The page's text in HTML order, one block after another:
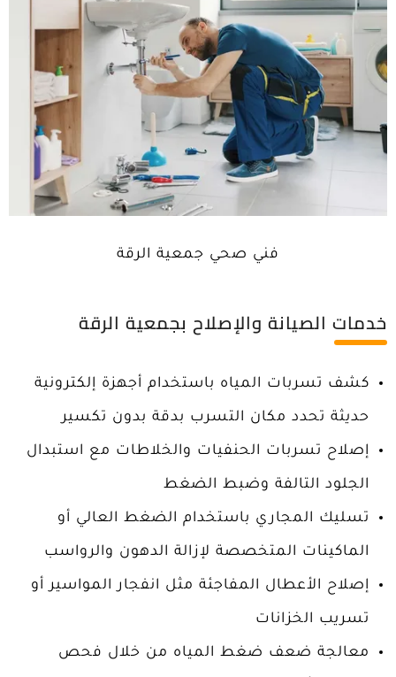
فني صحي جمعية الرقة
خدمات الصيانة والإصلاح بجمعية الرقة
كشف تسربات المياه باستخدام أجهزة إلكترونية
حديثة تحدد مكان التسرب بدقة بدون تكسير
إصلاح تسربات الحنفيات والخلاطات مع استبدال
الجلود التالفة وضبط الضغط
تسليك المجاري باستخدام الضغط العالي أو
الماكينات المتخصصة لإزالة الدهون والرواسب
إصلاح الأعطال المفاجئة مثل انفجار المواسير أو
تسريب الخزانات
معالجة ضعف ضغط المياه من خلال فحص